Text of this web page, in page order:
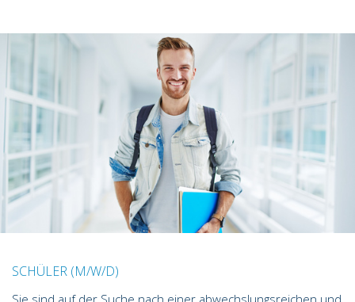
SCHÜLER (M/W/D)
Sie sind auf der Suche nach einer abwechslungsreichen und